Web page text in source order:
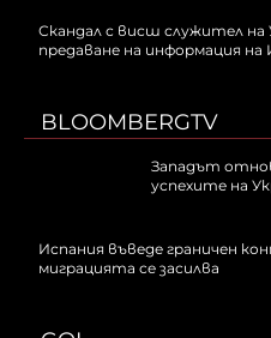
Скандал с висш служител
предаване на информация на
BLOOMBERGTV
Западът
успехите на
Испания въведе граничен
миграцията се засилва